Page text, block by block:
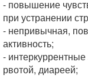
- повышение
при устранении
- непривычная,
активность;
-
рвотой, диареей;